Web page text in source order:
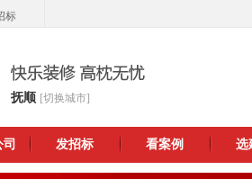
标
抚顺 [切换城市]
发招标 看案例 选